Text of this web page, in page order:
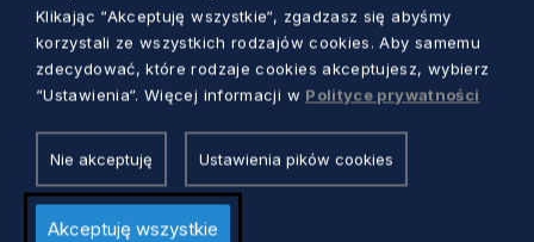
Zgodnie z art. 19a ust. 4 ww. ustawy „każdy, w
terminie 7 dni od dnia zamieszczenia oferty,
może zgłosić uwagi dotyczące oferty”. Po
upływie wymaganego terminu Zarząd
Województwa Pomorskiego rozpatrzy
zgłoszone uwagi, a następnie podejmie
stosowną decyzję. W przypadku braku uwag,
Klikając “Akceptuję wszystkie“, zgadzasz się abyśmy
korzystali ze wszystkich rodzajów cookies. Aby samemu
zdecydować, które rodzaje cookies akceptujesz, wybierz
“Ustawienia“. Więcej informacji w Polityce prywatności
Nie akceptuję Ustawienia pików cookies
Akceptuję wszystkie